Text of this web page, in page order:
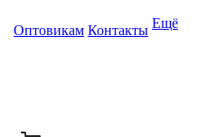
Оптовикам Контакты Ещё